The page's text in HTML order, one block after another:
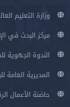
وزارة التعليم
مركز البحث في
الندوة الجهوية
المديرية العامة
حاضنة الأعمال